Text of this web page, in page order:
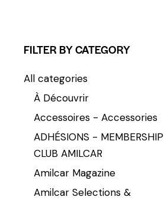
FILTER BY CATEGORY
All categories
À Découvrir
Accessoires - Accessories
ADHÉSIONS - MEMBERSHIP
CLUB AMILCAR
Amilcar Magazine
Amilcar Selections &